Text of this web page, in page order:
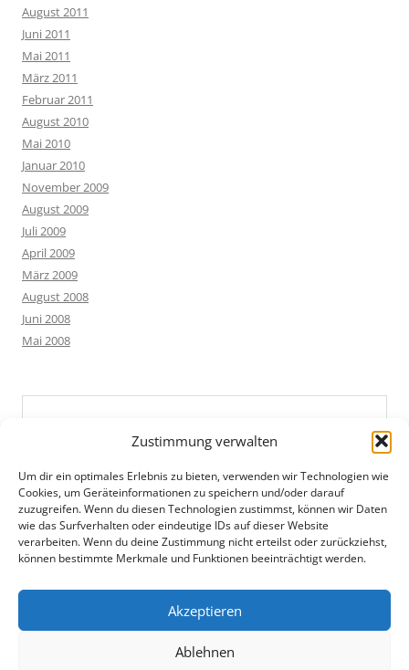
Zustimmung verwalten
Um dir ein optimales Erlebnis zu bieten, verwenden wir Technologien wie
Cookies, um Geräteinformationen zu speichern und/oder darauf
zuzugreifen. Wenn du diesen Technologien zustimmst, können wir Daten
wie das Surfverhalten oder eindeutige IDs auf dieser Website
verarbeiten. Wenn du deine Zustimmung nicht erteilst oder zurückziehst,
können bestimmte Merkmale und Funktionen beeinträchtigt werden.
Akzeptieren
Ablehnen
August 2011
Juni 2011
Mai 2011
März 2011
Februar 2011
August 2010
Mai 2010
Januar 2010
November 2009
August 2009
Juli 2009
April 2009
März 2009
August 2008
Juni 2008
Mai 2008